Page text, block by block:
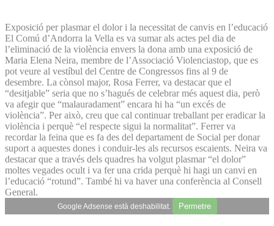
Exposició per plasmar el dolor i la necessitat de canvis en l’educació
El Comú d’Andorra la Vella es va sumar als actes pel dia de
l’eliminació de la violència envers la dona amb una exposició de
Maria Elena Neira, membre de l’Associació Violenciastop, que es
pot veure al vestíbul del Centre de Congressos fins al 9 de
desembre. La cònsol major, Rosa Ferrer, va destacar que el
“desitjable” seria que no s’hagués de celebrar més aquest dia, però
va afegir que “malauradament” encara hi ha “un excés de
violència”. Per això, creu que cal continuar treballant per eradicar la
violència i perquè “el respecte sigui la normalitat”. Ferrer va
recordar la feina que es fa des del departament de Social per donar
suport a aquestes dones i conduir-les als recursos escaients. Neira va
destacar que a través dels quadres ha volgut plasmar “el dolor”
moltes vegades ocult i va fer una crida perquè hi hagi un canvi en
l’educació “rotund”. També hi va haver una conferència al Consell
General.
Google Adsense està deshabilitat. Permetre